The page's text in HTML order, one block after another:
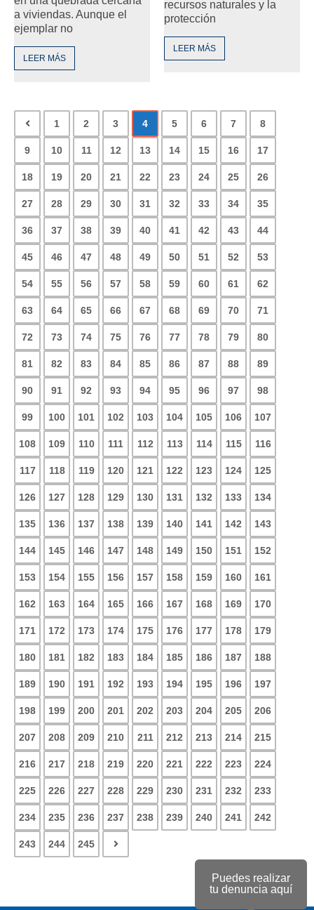
Puedes realizar
tu denuncia aquí
a viviendas. Aunque el
ejemplar no
LEER MÁS
recursos naturales y la
protección
LEER MÁS
1 2 3 4 5 6 7 8
9 10 11 12 13 14 15 16 17
18 19 20 21 22 23 24 25 26
27 28 29 30 31 32 33 34 35
36 37 38 39 40 41 42 43 44
45 46 47 48 49 50 51 52 53
54 55 56 57 58 59 60 61 62
63 64 65 66 67 68 69 70 71
72 73 74 75 76 77 78 79 80
81 82 83 84 85 86 87 88 89
90 91 92 93 94 95 96 97 98
99 100 101 102 103 104 105 106 107
108 109 110 111 112 113 114 115 116
117 118 119 120 121 122 123 124 125
126 127 128 129 130 131 132 133 134
135 136 137 138 139 140 141 142 143
144 145 146 147 148 149 150 151 152
153 154 155 156 157 158 159 160 161
162 163 164 165 166 167 168 169 170
171 172 173 174 175 176 177 178 179
180 181 182 183 184 185 186 187 188
189 190 191 192 193 194 195 196 197
198 199 200 201 202 203 204 205 206
207 208 209 210 211 212 213 214 215
216 217 218 219 220 221 222 223 224
225 226 227 228 229 230 231 232 233
234 235 236 237 238 239 240 241 242
243 244 245